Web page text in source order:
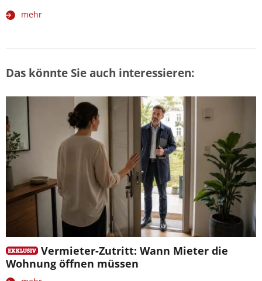
mehr
Das könnte Sie auch interessieren:
Vermieter-Zutritt: Wann Mieter die
Wohnung öffnen müssen